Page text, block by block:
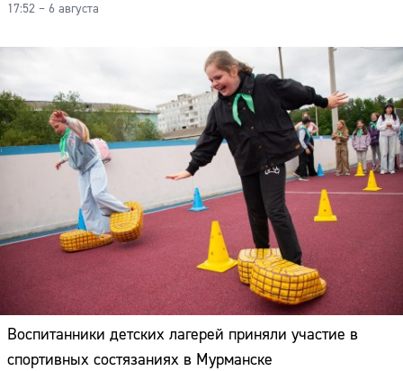
17:52 – 6 августа
Воспитанники детских лагерей приняли участие в
спортивных состязаниях в Мурманске